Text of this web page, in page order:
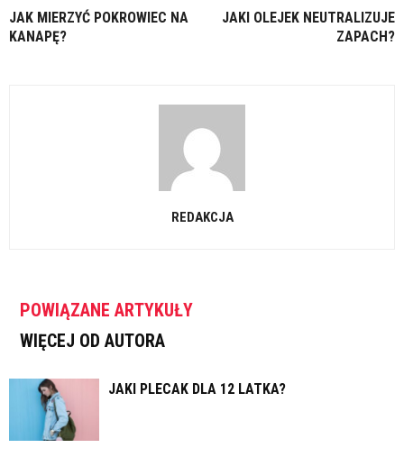
JAK MIERZYĆ POKROWIEC NA
KANAPĘ?
JAKI OLEJEK NEUTRALIZUJE
ZAPACH?
REDAKCJA
POWIĄZANE ARTYKUŁY
WIĘCEJ OD AUTORA
JAKI PLECAK DLA 12 LATKA?